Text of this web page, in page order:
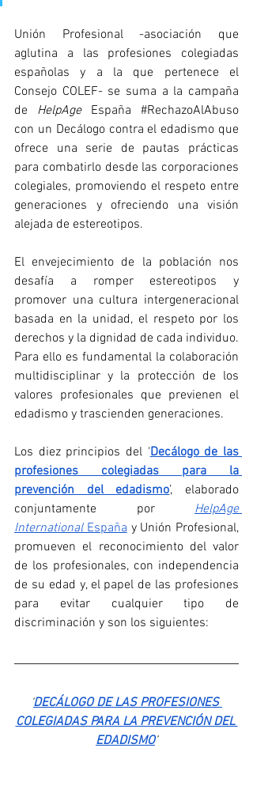
Unión Profesional -asociación que
aglutina a las profesiones colegiadas
españolas y a la que pertenece el
Consejo COLEF- se suma a la campaña
de HelpAge España #RechazoAlAbuso
con un Decálogo contra el edadismo que
ofrece una serie de pautas prácticas
para combatirlo desde las corporaciones
colegiales, promoviendo el respeto entre
generaciones y ofreciendo una visión
alejada de estereotipos.
El envejecimiento de la población nos
desafía a romper estereotipos y
promover una cultura intergeneracional
basada en la unidad, el respeto por los
derechos y la dignidad de cada individuo.
Para ello es fundamental la colaboración
multidisciplinar y la protección de los
valores profesionales que previenen el
edadismo y trascienden generaciones.
Los diez principios del ‘Decálogo de las
profesiones colegiadas para la
prevención del edadismo’, elaborado
conjuntamente por HelpAge
International España y Unión Profesional,
promueven el reconocimiento del valor
de los profesionales, con independencia
de su edad y, el papel de las profesiones
para evitar cualquier tipo de
discriminación y son los siguientes:
DECÁLOGO DE LAS PROFESIONES
COLEGIADAS PARA LA PREVENCIÓN DEL
EDADISMO’